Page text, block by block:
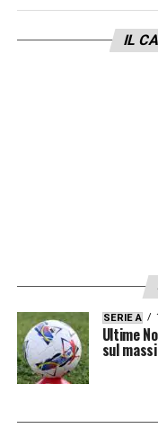
prossima sfida:
partita di
IL
SERIE A
Ultime
sul